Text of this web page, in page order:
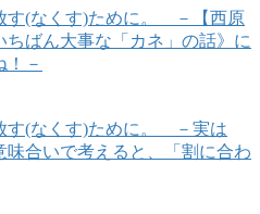
す(なくす)ために。 －【西原
ばん大事な「カネ」の話》に
！－
す(なくす)ために。 －実は
味合いで考えると、「割に合わ